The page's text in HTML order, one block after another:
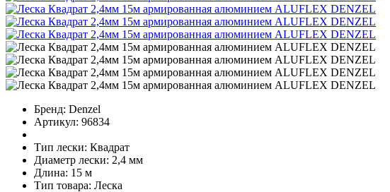
Бренд: Denzel
Артикул: 96834
Тип лески: Квадрат
Диаметр лески: 2,4 мм
Длина: 15 м
Тип товара: Леска